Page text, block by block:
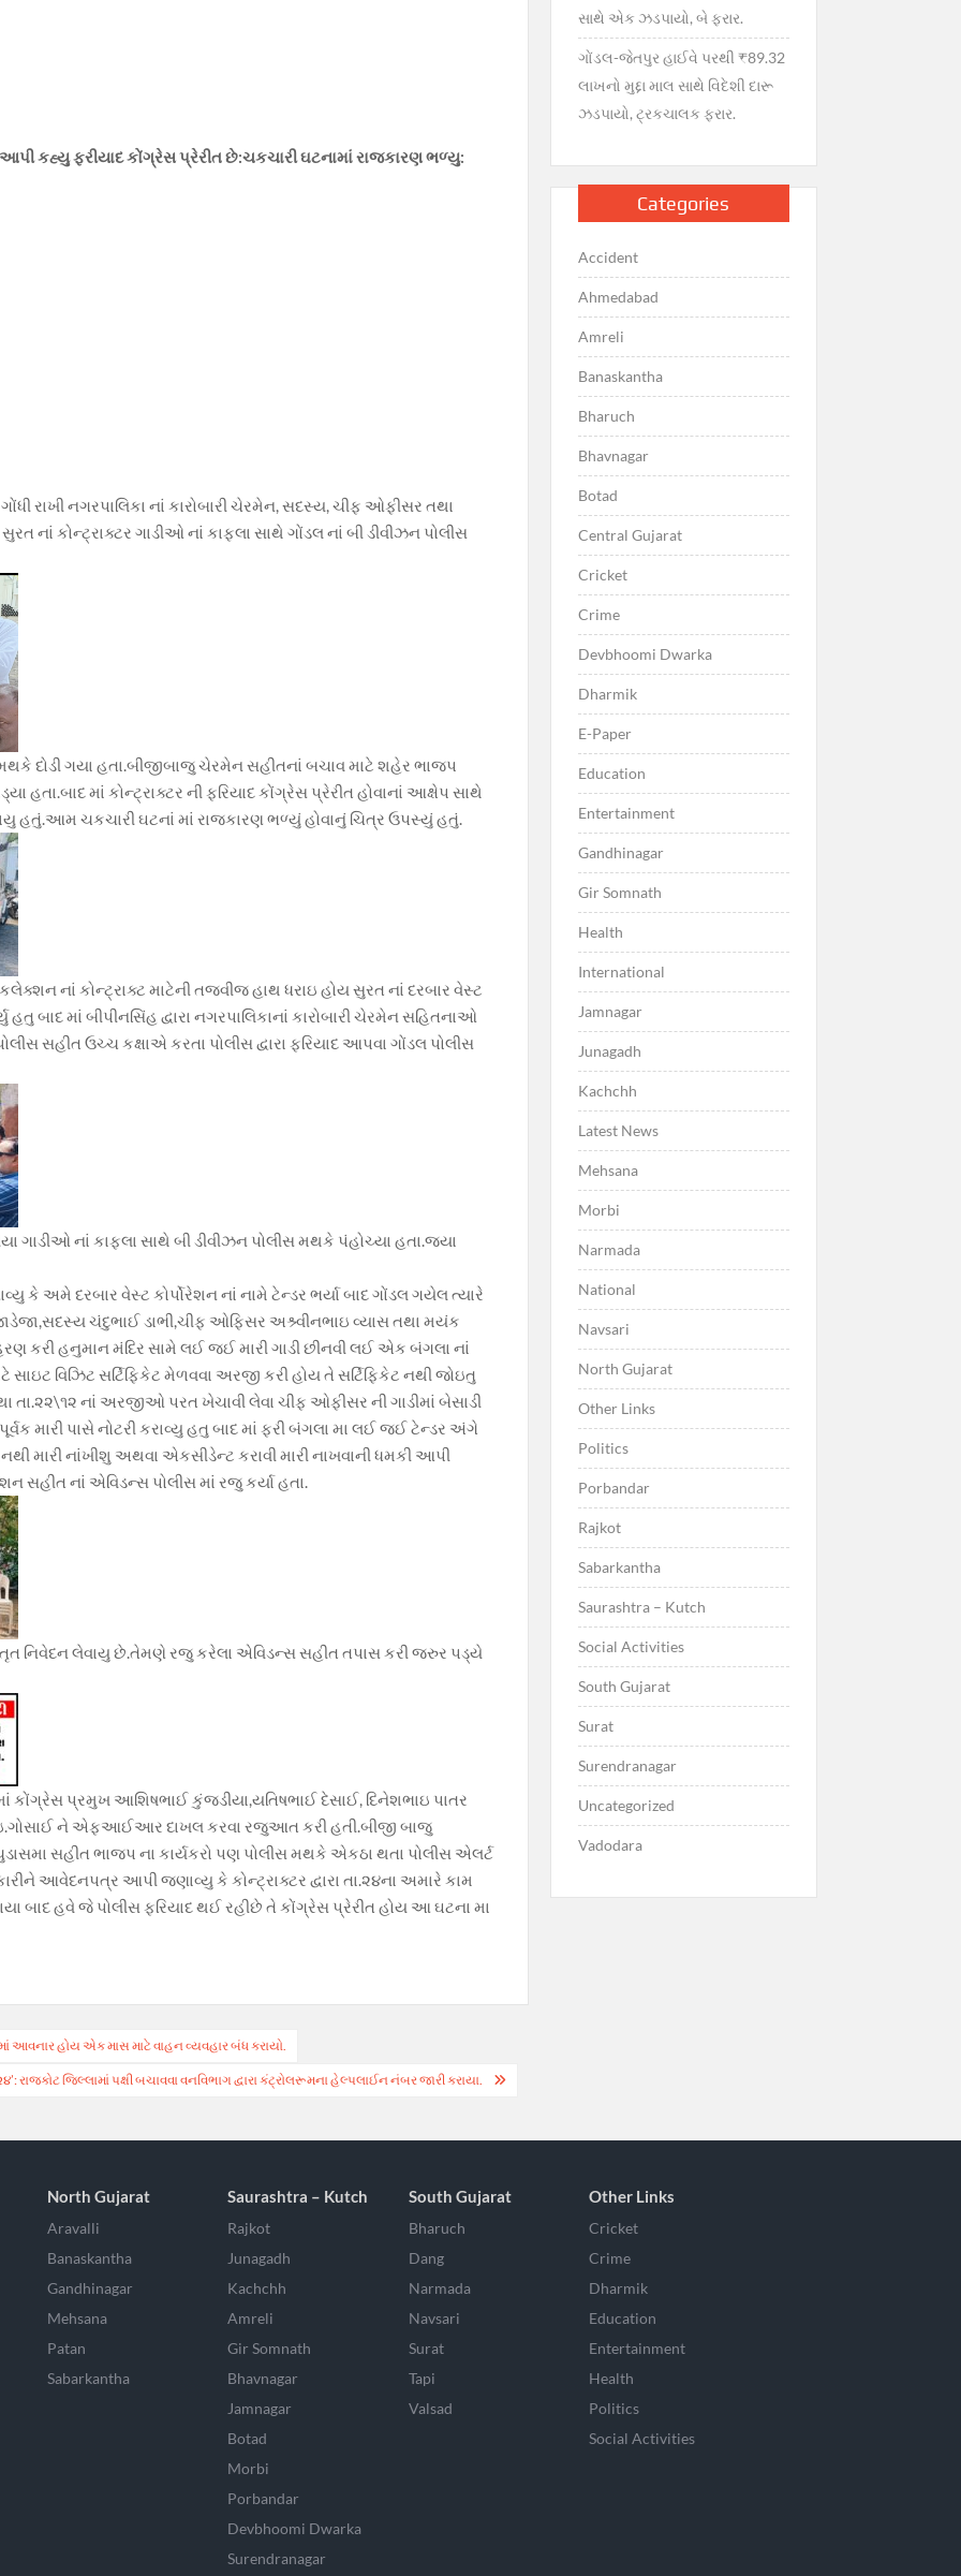
કહ્યુ ફરીયાદ કોંગ્રેસ પ્રેરીત છે:ચકચારી ઘટનામાં રાજકારણ ભળ્યુ:
રાખી નગરપાલિકા નાં કારોબારી ચેરમેન, સદસ્ય, ચીફ ઓફીસર તથા
નાં કોન્ટ્રાક્ટર ગાડીઓ નાં કાફલા સાથે ગોંડલ નાં બી ડીવીઝન પોલીસ
દોડી ગયા હતા.બીજીબાજુ ચેરમેન સહીતનાં બચાવ માટે શહેર ભાજપ
હતા.બાદ માં કોન્ટ્રાક્ટર ની ફરિયાદ કોંગ્રેસ પ્રેરીત હોવાનાં આક્ષેપ સાથે
હતું.આમ ચકચારી ઘટનાં માં રાજકારણ ભળ્યું હોવાનું ચિત્ર ઉપસ્યું હતું.
કલેક્શન નાં કોન્ટ્રાક્ટ માટેની તજવીજ હાથ ધરાઇ હોય સુરત નાં દરબાર વેસ્ટ
હતુ બાદ માં બીપીનસિંહ દ્વારા નગરપાલિકાનાં કારોબારી ચેરમેન સહિતનાઓ
સહીત ઉચ્ચ કક્ષાએ કરતા પોલીસ દ્વારા ફરિયાદ આપવા ગોંડલ પોલીસ
ગાડીઓ નાં કાફલા સાથે બી ડીવીઝન પોલીસ મથકે પંહોચ્યા હતા.જ્યા
કે અમે દરબાર વેસ્ટ કોર્પોરેશન નાં નામે ટેન્ડર ભર્યા બાદ ગોંડલ ગયેલ ત્યારે
ચંદુભાઈ ડાભી,ચીફ ઓફિસર અશ્ર્વીનભાઇ વ્યાસ તથા મયંક
કરી હનુમાન મંદિર સામે લઈ જઈ મારી ગાડી છીનવી લઈ એક બંગલા નાં
સાઇટ વિઝિટ સર્ટિફિકેટ મેળવવા અરજી કરી હોય તે સર્ટિફિકેટ નથી જોઇતુ
નાં અરજીઓ પરત ખેચાવી લેવા ચીફ ઓફીસર ની ગાડીમાં બેસાડી
મારી પાસે નોટરી કરાવ્યુ હતુ બાદ માં ફરી બંગલા મા લઈ જઈ ટેન્ડર અંગે
મારી નાંખીશુ અથવા એકસીડેન્ટ કરાવી મારી નાખવાની ધમકી આપી
સહીત નાં એવિડન્સ પોલીસ માં રજુ કર્યા હતા.
નિવેદન લેવાયુ છે.તેમણે રજુ કરેલા એવિડન્સ સહીત તપાસ કરી જરુર પડ્યે
કોંગ્રેસ પ્રમુખ આશિષભાઈ કુંજડીયા,યતિષભાઈ દેસાઈ, દિનેશભાઇ પાતર
ને એફઆઈઆર દાખલ કરવા રજુઆત કરી હતી.બીજી બાજુ
સહીત ભાજપ ના કાર્યકરો પણ પોલીસ મથકે એકઠા થતા પોલીસ એલર્ટ
આવેદનપત્ર આપી જણાવ્યુ કે કોન્ટ્રાક્ટર દ્વારા તા.૨૪ના અમારે કામ
બાદ હવે જે પોલીસ ફરિયાદ થઈ રહીછે તે કોંગ્રેસ પ્રેરીત હોય આ ઘટના મા
આવનાર હોય એક માસ માટે વાહન વ્યવહાર બંધ કરાયો.
રાજકોટ જિલ્લામાં પક્ષી બચાવવા વનવિભાગ દ્વારા કંટ્રોલરૂમના હેલ્પલાઈન નંબર જારી કરાયા.
સાથે એક ઝડપાયો, બે ફરાર.
ગોંડલ-જેતપુર હાઈવે પરથી ₹89.32
લાખનો મુદ્દા માલ સાથે વિદેશી દારૂ
ઝડપાયો, ટ્રકચાલક ફરાર.
Categories
Accident
Ahmedabad
Amreli
Banaskantha
Bharuch
Bhavnagar
Botad
Central Gujarat
Cricket
Crime
Devbhoomi Dwarka
Dharmik
E-Paper
Education
Entertainment
Gandhinagar
Gir Somnath
Health
International
Jamnagar
Junagadh
Kachchh
Latest News
Mehsana
Morbi
Narmada
National
Navsari
North Gujarat
Other Links
Politics
Porbandar
Rajkot
Sabarkantha
Saurashtra – Kutch
Social Activities
South Gujarat
Surat
Surendranagar
Uncategorized
Vadodara
North Gujarat
Aravalli
Banaskantha
Gandhinagar
Mehsana
Patan
Sabarkantha
Saurashtra – Kutch
Rajkot
Junagadh
Kachchh
Amreli
Gir Somnath
Bhavnagar
Jamnagar
Botad
Morbi
Porbandar
Devbhoomi Dwarka
Surendranagar
South Gujarat
Bharuch
Dang
Narmada
Navsari
Surat
Tapi
Valsad
Other Links
Cricket
Crime
Dharmik
Education
Entertainment
Health
Politics
Social Activities